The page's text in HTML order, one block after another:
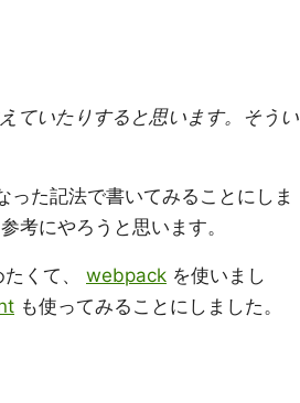
ていたりすると思います。そうい
た記法で書いてみることにしま
考にやろうと思います。
くて、 webpack を使いまし
も使ってみることにしました。